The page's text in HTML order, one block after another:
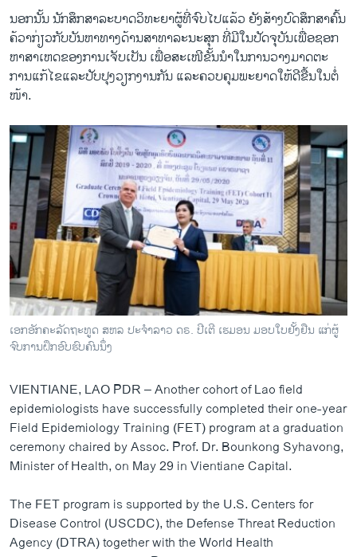
ນອກນັ້ນ ນັກ​ສຶກ​ສາ​ລະ​ບາດ​ວິ​ທະ​ຍາ​ຜູ້​ທີ່​ຈົບ​ໄປ​ແລ້ວ ຍັງ​ສ້າງ​ບົດ​ສຶກ​ສາ​ຄົ້ນ​
ຄ້​ວາ​ກ່ຽວ​ກັບ​ບັນ​ຫາ​ທາງ​ດ້ານ​ສາ​ທາ​ລະ​ນະ​ສຸກ ​ທີ່​ມີ​ໃນ​ປັດ​ຈຸ​ບັນ​ເພື່ອ​ຊອກ​
ຫາສາ​ເຫດ​ຂອງ​ການ​ເຈັບ​ເປັນ ເພື່ອ​ສະ​ເໜີ​ຂັ້ນ​ນຳ​ໃນ​ການວາງ​ມາດ​ຕະ​
ການ​ແກ້​ໄຂແລະປັບ​ປຸງ​ວຽກ​ງານ​ກັນ ແລະຄວບ​ຄຸມ​ພະ​ຍາດໃຫ້​ດີ​ຂື້ນ​ໃນ​ຕໍ່​
ໜ້າ.
ເອກອັກຄະລັດຖະທູດ ສຫລ ປະຈຳລາວ ດຣ. ປີເຕີ ເຮມອນ ມອບໃບຢັ້ງຢືນ ແກ່ຜູ້
ຈົບການຝຶກອົບຮົບຄົນນຶ່ງ
VIENTIANE, LAO PDR – Another cohort of Lao field
epidemiologists have successfully completed their one-year
Field Epidemiology Training (FET) program at a graduation
ceremony chaired by Assoc. Prof. Dr. Bounkong Syhavong,
Minister of Health, on May 29 in Vientiane Capital.
The FET program is supported by the U.S. Centers for
Disease Control (USCDC), the Defense Threat Reduction
Agency (DTRA) together with the World Health